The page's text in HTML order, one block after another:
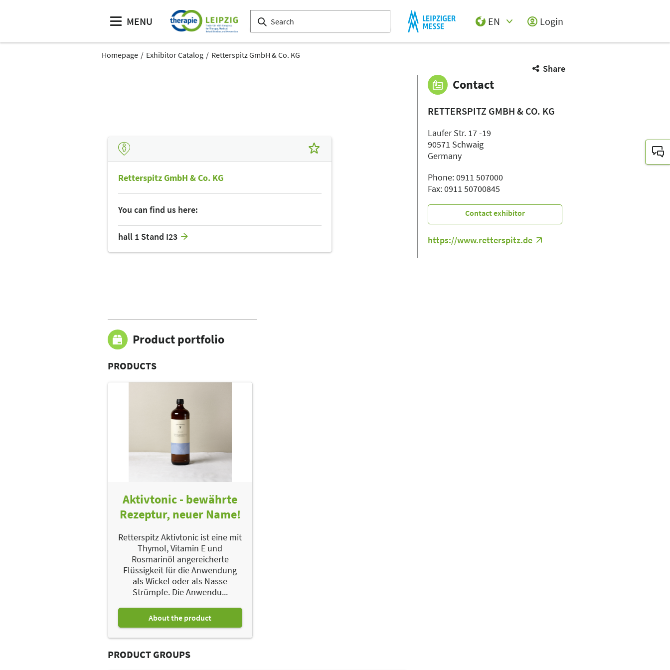
MENU
EN
Login
Homepage Exhibitor Catalog Retterspitz GmbH & Co. KG
Share
Retterspitz GmbH & Co. KG
You can find us here:
hall 1 Stand I23
Product portfolio
PRODUCTS
Aktivtonic - bewährte
Rezeptur, neuer Name!
Retterspitz Aktivtonic ist eine mit
Thymol, Vitamin E und
Rosmarinöl angereicherte
Flüssigkeit für die Anwendung
als Wickel oder als Nasse
Strümpfe. Die Anwendu...
About the product
PRODUCT GROUPS
Contact
RETTERSPITZ GMBH & CO. KG
Laufer Str. 17 -19
90571 Schwaig
Germany
Phone: 0911 507000
Fax: 0911 50700845
Contact exhibitor
https://www.retterspitz.de